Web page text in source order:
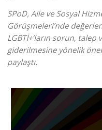
SPoD, Aile ve Sosyal
Görüşmeleri’nde
LGBTİ+’ların sorun, talep
giderilmesine yönelik
paylaştı.